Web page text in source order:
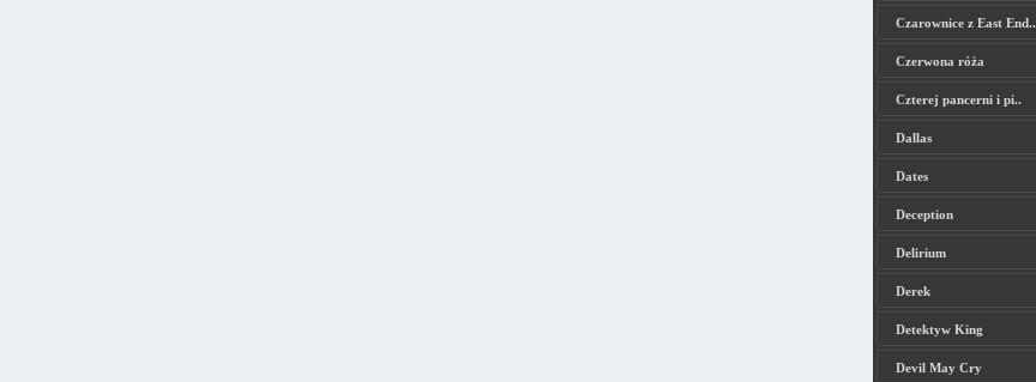
Czarownice z East End..
Czerwona róża
Czterej pancerni i pi..
Dallas
Dates
Deception
Delirium
Derek
Detektyw King
Devil May Cry